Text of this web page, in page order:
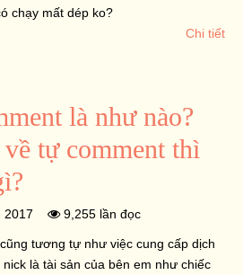
chạy mất dép ko?
Chi tiết
là như nào?
tự comment thì
2017 9,255 lần đọc
tương tự như việc cung cấp dịch
là tài sản của bên em như chiếc